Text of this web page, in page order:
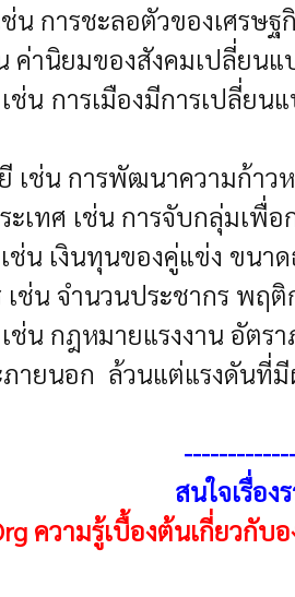
น การชะลอตัวของเศรษฐ
ค่านิยมของสังคมเปลี่ยนแ
ช่น การเมืองมีการเปลี่ย
เช่น การพัฒนาความก้าว
ะเทศ เช่น การจับกลุ่มเพื่
น เงินทุนของคู่แข่ง ขนา
ช่น จำนวนประชากร พฤติ
น กฎหมายแรงงาน อัตร
ายนอก ล้วนแต่แรงดันที่
สนใจเรื่อ
ความรู้เบื้องต้นเกี่ยวกับ